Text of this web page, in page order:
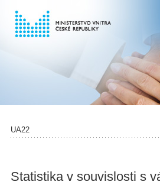
UA22
Statistika v souvislosti s